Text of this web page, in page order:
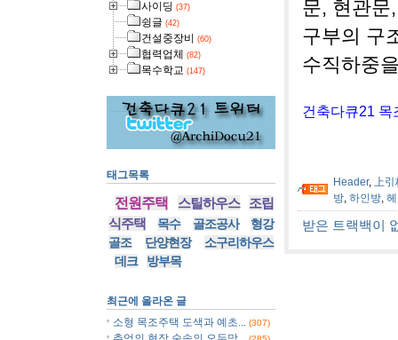
문, 현관문
구부의 구
수직하중
건축다큐21
Header, 上引
방, 하인방,
받은 트랙백이
사이딩 (37)
슁글 (42)
건설중장비 (60)
협력업체 (82)
목수학교 (147)
태그목록
전원주택 스틸하우스
조립
식주택
목수 골조공사
형강
골조
단양현장
소구리하우스
데크
방부목
최근에 올라온 글
소형 목조주택 도색과 예초...
(307)